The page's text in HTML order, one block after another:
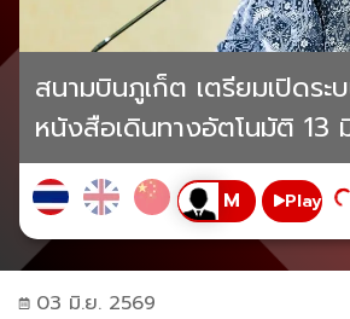
สนามบินภูเก็ต เตรียมเปิดร
หนังสือเดินทางอัตโนมัติ 13
Play
03 มิ.ย. 2569